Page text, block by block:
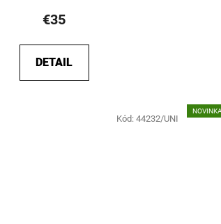
€35
DETAIL
Kód:44232/UNI
NOVINKA